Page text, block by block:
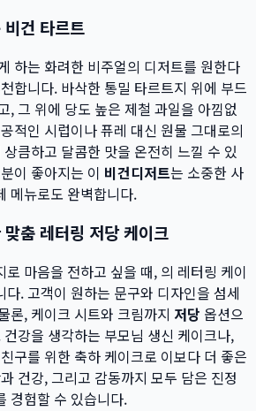
건 타르트
하는 화려한 비주얼의 디저트를 원한다
합니다. 바삭한 통밀 타르트지 위에 부드
, 그 위에 당도 높은 제철 과일을 아낌없
적인 시럽이나 퓨레 대신 원물 그대로의
큼하고 달콤한 맛을 온전히 느낄 수 있
이 좋아지는 이 비건디저트는 소중한 사
메뉴로도 완벽합니다.
춤 레터링 저당 케이크
마음을 전하고 싶을 때, 의 레터링 케이
. 고객이 원하는 문구와 디자인을 섬세
론, 케이크 시트와 크림까지 저당 옵션으
강을 생각하는 부모님 생신 케이크나,
구를 위한 축하 케이크로 이보다 더 좋은
건강, 그리고 감동까지 모두 담은 진정
경험할 수 있습니다.